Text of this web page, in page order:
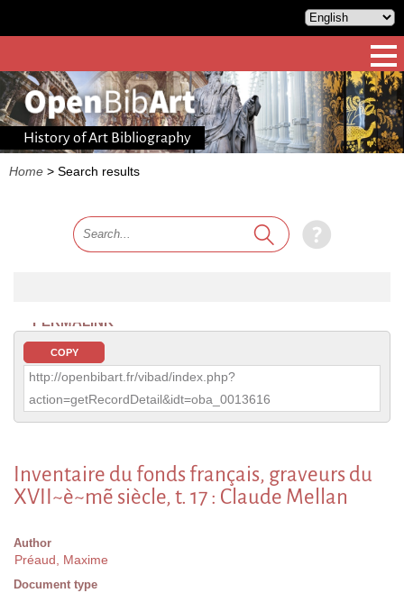
History of Art Bibliography
Home > Search results
PERMALINK
COPY
http://openbibart.fr/vibad/index.php?
action=getRecordDetail&idt=oba_0013616
Inventaire du fonds français, graveurs du
XVII~è~m~e siècle, t. 17 : Claude Mellan
Author
Préaud, Maxime
Document type